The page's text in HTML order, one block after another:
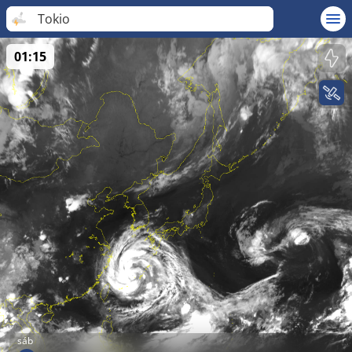
Tokio
sáb
01:15